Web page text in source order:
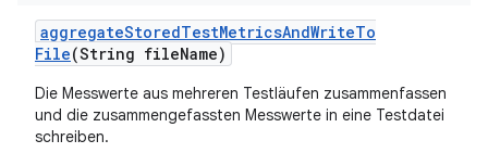
aggregateStoredTestMetricsAndWriteTo
File(String fileName)
Die Messwerte aus mehreren Testläufen zusammenfassen
und die zusammengefassten Messwerte in eine Testdatei
schreiben.